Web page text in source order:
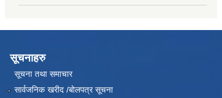
सूचनाहरु
सूचना तथा समाचार
सार्वजनिक खरीद /बोलपत्र सूचना